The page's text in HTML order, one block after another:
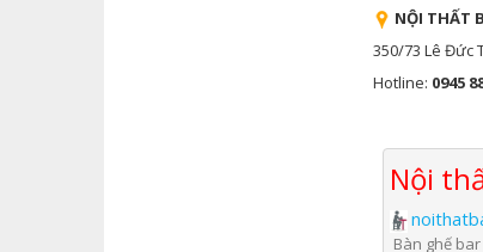
NỘI THẤT
350/73 Lê Đức
Hotline: 0945
Nội
Bàn ghế